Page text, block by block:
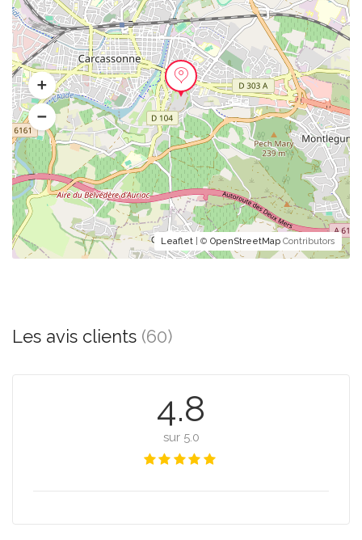
Leaflet | © OpenStreetMap Contributors
Les avis clients (60)
4.8
sur 5.0